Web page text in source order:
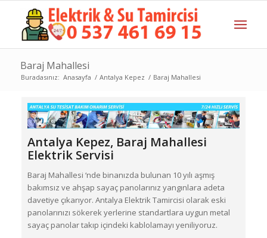
Baraj Mahallesi
Buradasınız: Anasayfa / Antalya Kepez / Baraj Mahallesi
Antalya Kepez, Baraj Mahallesi
Elektrik Servisi
Baraj Mahallesi ‘nde binanızda bulunan 10 yılı aşmış
bakımsız ve ahşap sayaç panolarınız yangınlara adeta
davetiye çıkarıyor. Antalya Elektrik Tamircisi olarak eski
panolarınızı sökerek yerlerine standartlara uygun metal
sayaç panolar takıp içindeki kablolamayı yeniliyoruz.